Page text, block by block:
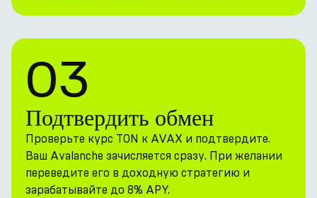
03
Подтвердить обмен
Проверьте курс TON к AVAX и подтвердите.
Ваш Avalanche зачисляется сразу. При желании
переведите его в доходную стратегию и
зарабатывайте до 8% APY.